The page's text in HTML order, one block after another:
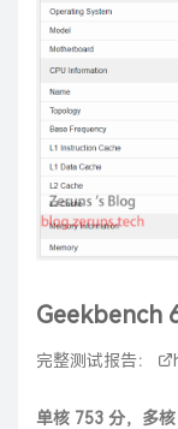
Geekbench
完整测试报告：
单核 753 分，多